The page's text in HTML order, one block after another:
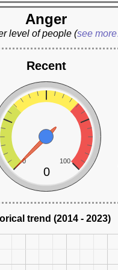
Anger
level of people(see
Recent
0 100
0
trend (2014 - 2023)